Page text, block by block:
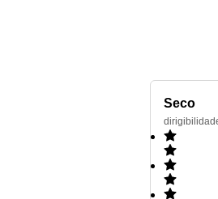
Seco